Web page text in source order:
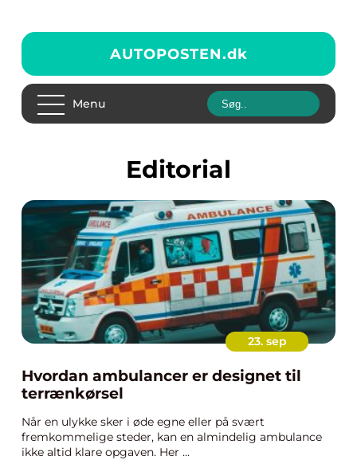
AUTOPOSTEN.dk
Menu
editorial
23. sep
Hvordan ambulancer er designet til
terrænkørsel
Når en ulykke sker i øde egne eller på svært
fremkommelige steder, kan en almindelig ambulance
ikke altid klare opgaven. Her ...